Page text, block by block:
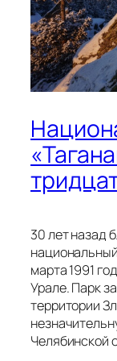
30 лет назад
марта 1991
Урале. Парк
территории
Челябинской